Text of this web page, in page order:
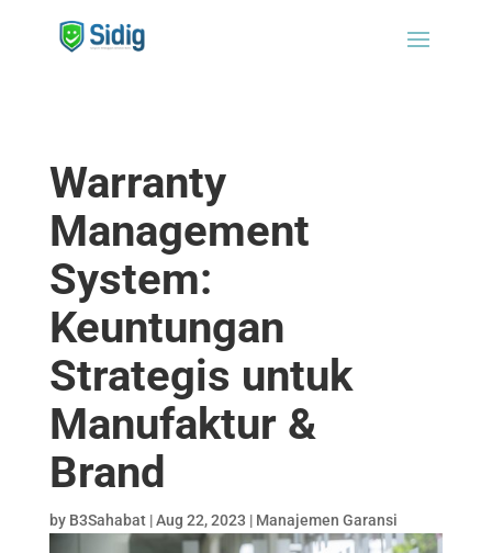
Warranty
Management
System:
Keuntungan
Strategis untuk
Manufaktur &
Brand
by B3Sahabat|Aug 22, 2023 | Manajemen Garansi